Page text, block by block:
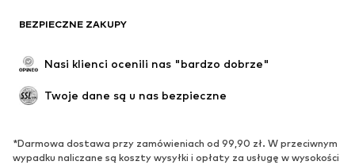
BEZPIECZNE ZAKUPY
Nasi klienci ocenili nas "bardzo dobrze"
Twoje dane są u nas bezpieczne
*Darmowa dostawa przy zamówieniach od 99,90 zł. W przeciwnym
wypadku naliczane są koszty wysyłki i opłaty za usługę w wysokości